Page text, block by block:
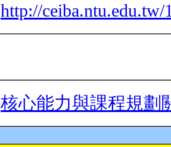
http://ceiba.ntu.edu.tw/
核心能力與課程規劃